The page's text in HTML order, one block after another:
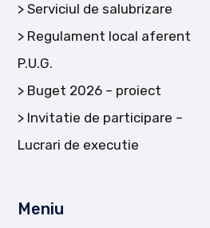
Serviciul de salubrizare
Regulament local aferent
P.U.G.
Buget 2026 – proiect
Invitatie de participare –
Lucrari de executie
Meniu